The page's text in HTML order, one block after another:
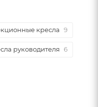
кресла 9
руководителя 6